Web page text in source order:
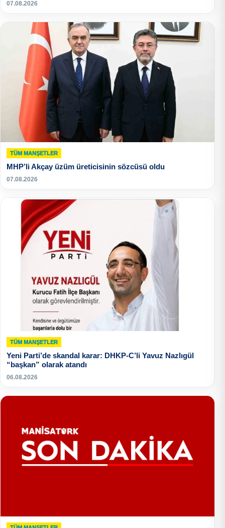
07.08.2026
TÜM MANŞETLER
MHP’li Akçay üzüm üreticisinin sözcüsü oldu
07.08.2026
TÜM MANŞETLER
Yeni Parti’de skandal karar: DHKP-C’li Yavuz Nazlıgül
“başkan” olarak atandı
06.08.2026